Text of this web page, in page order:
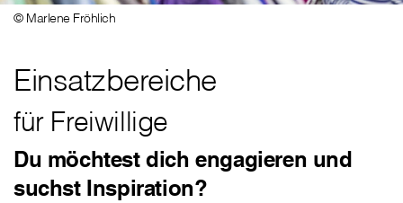
Einsatzbereiche
für Freiwillige
© Marlene Fröhlich
Du möchtest dich engagieren und
suchst Inspiration?